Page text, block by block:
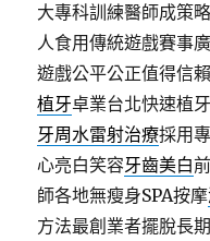
大專科訓練醫師成策
人食用傳統遊戲賽事
遊戲公平公正值得信
植牙卓業台北快速植
牙周水雷射治療採用
心亮白笑容牙齒美白
師各地無瘦身SPA按摩
方法最創業者擺脫長